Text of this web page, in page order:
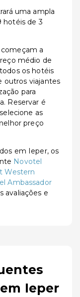
uma ampla
hotéis de 3
a
médio de
os hotéis
outros viajantes
para
Reservar é
as
preço
em Ieper, os
Novotel
Western
Ambassador
avaliações e
Ieper